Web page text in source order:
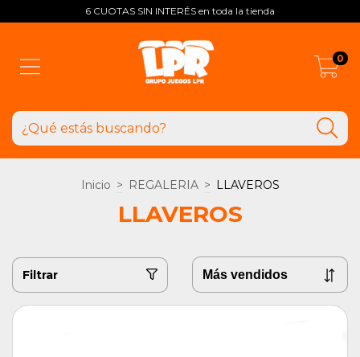
6 CUOTAS SIN INTERÉS en toda la tienda
0
Inicio > REGALERIA > LLAVEROS
LLAVEROS
Filtrar